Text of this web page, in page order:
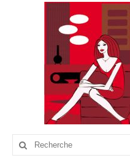
print
fashion
illustrations
drawings
websites
bio
Rechercher